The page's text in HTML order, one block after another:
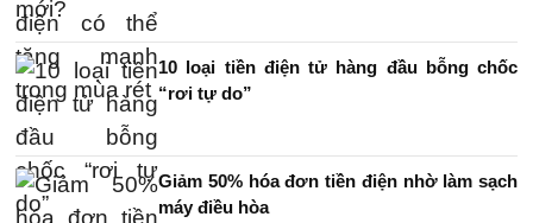
10 loại tiền điện tử hàng đầu bỗng chốc
“rơi tự do”
Giảm 50% hóa đơn tiền điện nhờ làm sạch
máy điều hòa